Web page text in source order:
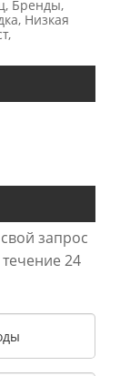
Бренды,
Низкая
запрос
24